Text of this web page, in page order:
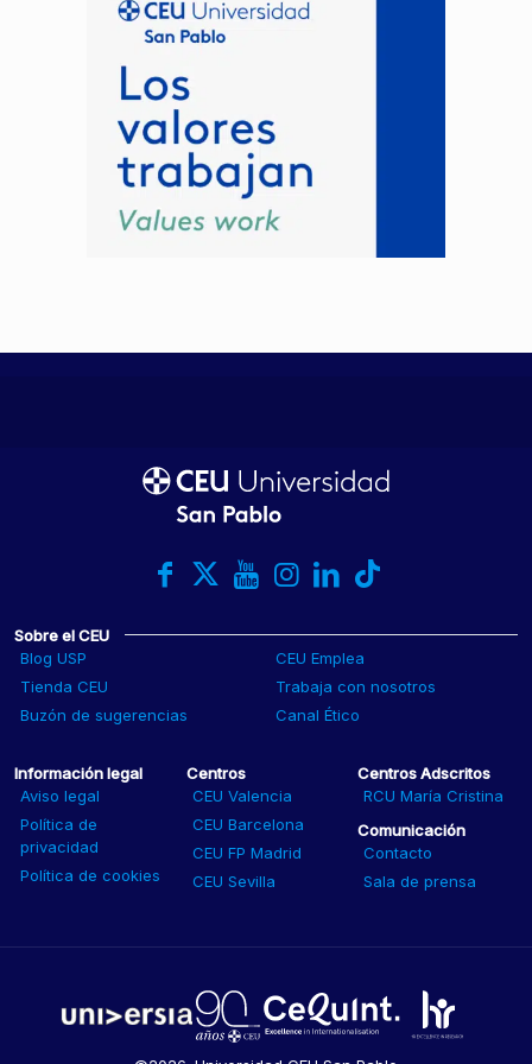
Sobre el CEU
Blog USP
CEU Emplea
Tienda CEU
Trabaja con nosotros
Buzón de sugerencias
Canal Ético
Información legal
Aviso legal
Política de
privacidad
Política de cookies
Centros
CEU Valencia
CEU Barcelona
CEU FP Madrid
CEU Sevilla
Centros Adscritos
RCU María Cristina
Comunicación
Contacto
Sala de prensa